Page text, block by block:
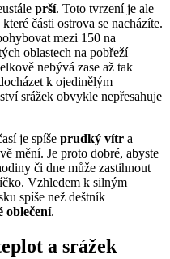
prší. Toto tvrzení je ale
části ostrova se nacházíte.
mezi 150 na
oblastech na pobřeží
nebývá zase až tak
k ojedinělým
srážek obvykle nepřesahuje
je spíše prudký vítr a
mění. Je proto dobré, abyste
či dne může zastihnout
Vzhledem k silným
spíše než deštník
oblečení.
a srážek